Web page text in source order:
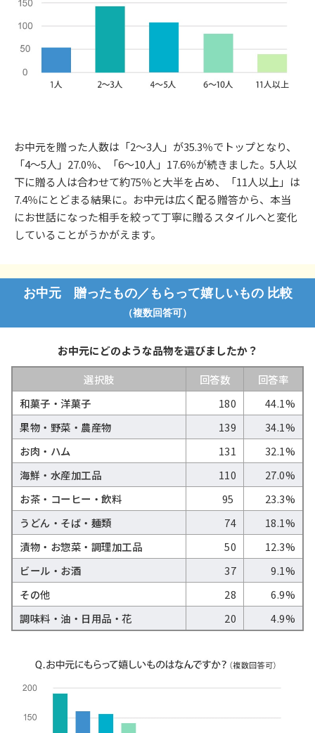
お中元を贈った人数は「2〜3人」が35.3％でトップとなり、
「4〜5人」27.0％、「6〜10人」17.6％が続きました。5人以
下に贈る人は合わせて約75％と大半を占め、「11人以上」は
7.4％にとどまる結果に。お中元は広く配る贈答から、本当
にお世話になった相手を絞って丁寧に贈るスタイルへと変化
していることがうかがえます。
お中元 贈ったもの／もらって嬉しいもの 比較
（複数回答可）
お中元にどのような品物を選びましたか？
選択肢
回答数
回答率
和菓子・洋菓子
180
44.1%
果物・野菜・農産物
139
34.1%
お肉・ハム
131
32.1%
海鮮・水産加工品
110
27.0%
お茶・コーヒー・飲料
95
23.3%
うどん・そば・麺類
74
18.1%
漬物・お惣菜・調理加工品
50
12.3%
ビール・お酒
37
9.1%
その他
28
6.9%
調味料・油・日用品・花
20 4.9%